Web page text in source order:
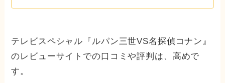
テレビスペシャル『ルパン三世VS名探偵コナン』
のレビューサイトでの口コミや評判は、高めで
す。